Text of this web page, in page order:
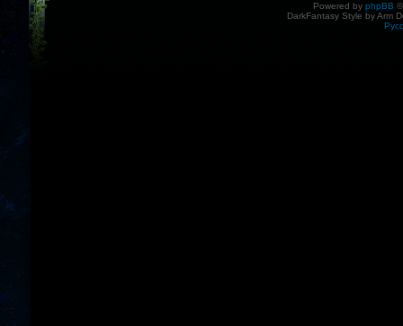
Powered by phpBB
DarkFantasy Style by Arm